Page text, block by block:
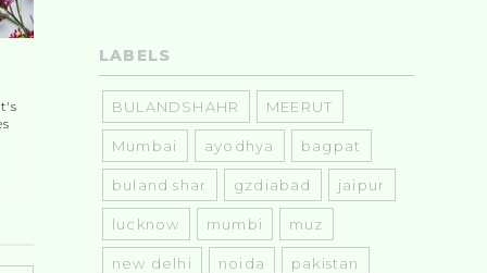
LABELS
BULANDSHAHR MEERUT
Mumbai ayodhya bagpat
buland shar gzdiabad jaipur
lucknow mumbi muz
new delhi noida pakistan